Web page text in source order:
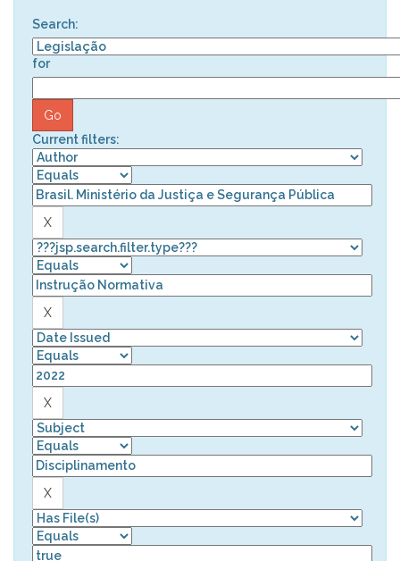
Search:
for
Current filters: